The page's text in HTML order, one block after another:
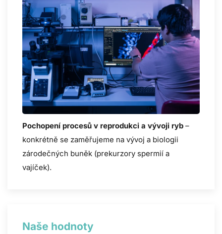
Pochopení procesů v reprodukci a vývoji ryb –
konkrétně se zaměřujeme na vývoj a biologii
zárodečných buněk (prekurzory spermií a
vajíček).
Naše hodnoty